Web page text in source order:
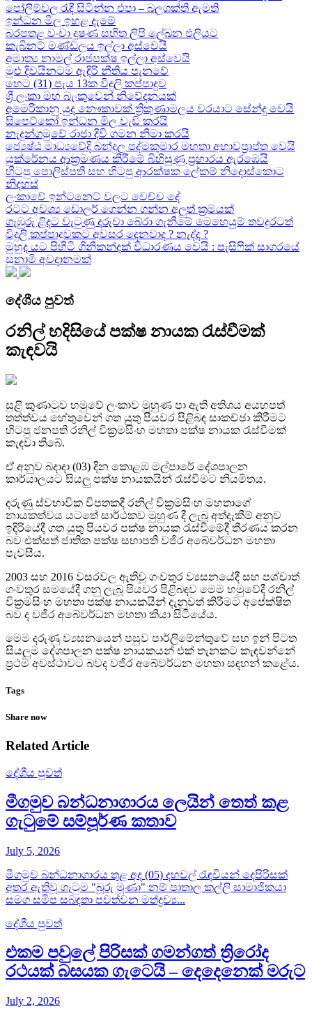
පෝලිම්වල රැඳී සිටින්න එපා – බලශක්ති ඇමති
ඉන්ධන මිල ඉහළ දැමේ
බරපතළ වංචා දූෂණ සහිත ලිපි ලේඛන එලියට
කැබිනට් මණ්ඩලය ඉල්ලා අස්වෙයි
අමාත්‍ය නාමල් රාජපක්ෂ ඉල්ලා අස්වෙයි
මුළු දිවයිනටම ඇඳිරි නීතිය පැනවේ
හෙට (31) පැය 13ක විදුලි කප්පාදුව
ශ්‍රී ලංකා මහ බැංකුවෙන් නිවේදනයක්
අමෙරිකානු යුද නෞකාවක් ත්‍රිකුණාමලය වරයාට සේන්දු වෙයි
සිපෙට්කෝ ඉන්ධන මිල වැඩි කරයි
නැදුන්ගමුවේ රාජා දිවි ගමන නිමා කරයි
ජ්‍යෙෂ්ඨ මාධ්‍යවේදි බන්දුල පද්මකුමාර මහතා අභාවප්‍රාප්ත වෙයි
යුක්රේනය ආක්‍රමණය කිරීමේ බිහිසුණු ප්‍රහාරය ඇරඹෙයි
හිටපු පොලිස්පති සහ හිටපු ආරක්ෂක ලේකම් නිදොස්කොට
නිදහස්
ලංකාවේ ඉන්ටනෙට් වලට වෙච්ච දේ
රටට අවශ්‍ය ඩොලර් ගෙන්න ගන්න අලුත් ක්‍රමයක්
ගැඹුරු ළිදට වැටුණු දරුවා බේරා ගැනීමේ මෙහෙයුම් තවදුරටත්
විදුලි කප්පාදුවකට අවසර දෙනවාද ? නැද්ද ?
මුහුද යට පිහිටි ගිනිකන්දක් විධාරණය වෙයි : පැසිෆික් සාගරයේ
සුනාමි අවදානමක්
දේශීය පුවත්
රනිල් හදිසියේ පක්ෂ නායක රැස්වීමක්
කැඳවයි
සුළි කුණාටුව හමුවේ ලංකාව මුහුණ පා ඇති අතිශය අයහපත්
තත්ත්වය හේතුවෙන් ගත යුතු පියවර පිළිබඳ සාකච්ඡා කිරීමට
හිටපු ජනපති රනිල් වික්‍රමසිංහ මහතා පක්ෂ නායක රැස්වීමක්
කැඳවා තිබේ.
ඒ අනුව බදාදා (03) දින කොළඹ මල්පාරේ දේශපාලන
කාර්යාලයට සියලු පක්ෂ නායකයින් රැස්වීමට නියමිතය.
දරුණු ස්වභාවික විපතකදී රනිල් වික්‍රමසිංහ මහතාගේ
නායකත්වය යටතේ සාර්ථකව මුහුණ දී ලැබූ අත්දැකීම් අනුව
ඉදිරියේදී ගත යුතු පියවර පක්ෂ නායක රැස්වීමේදී තීරණය කරන
බව එක්සත් ජාතික පක්ෂ සභාපති වජිර අබේවර්ධන මහතා
පැවසීය.
2003 සහ 2016 වසරවල ඇතිවූ ගංවතුර ව්‍යසනයේදී සහ පශ්චාත්
ගංවතුර සමයේදී ගනු ලැබූ පියවර පිළිබඳව මෙම හමුවේදී රනිල්
වික්‍රමසිංහ මහතා පක්ෂ නායකයින් දැනුවත් කිරීමට අපේක්ෂිත
බව ද වජිර අබේවර්ධන මහතා කියා සිටියේය.
මෙම දරුණු ව්‍යසනයෙන් පසුව පාර්ලිමේන්තුවේ සහ ඉන් පිටත
සියලුම දේශපාලන පක්ෂ නායකයන් එක් තැනකට කැඳවන්නේ
ප්‍රථම අවස්ථාවට බවද වජිර අබේවර්ධන මහතා සඳහන් කළේය.
Tags
Share now
Related Article
දේශීය පුවත්
මීගමුව බන්ධනාගාරය ලෙයින් තෙත් කළ
ගැටුමේ සම්පූර්ණ කතාව
July 5, 2026
මීගමුව බන්ධනාගාරය තුළ අද (05) දහවල් රැඳවියන් දෙපිරිසක්
අතර ඇතිවූ ගැටුම "බූරු මූණා" නම් පාතාල කල්ලි සාමාජිකයා
සමග සමීප සබඳතා පවත්වන මත්ද්‍රව්‍ය...
දේශීය පුවත්
එකම පවුලේ පිරිසක් ගමන්ගත් ත්‍රිරෝද
රථයක් බසයක ගැටෙයි – දෙදෙනෙක් මරුට
July 2, 2026